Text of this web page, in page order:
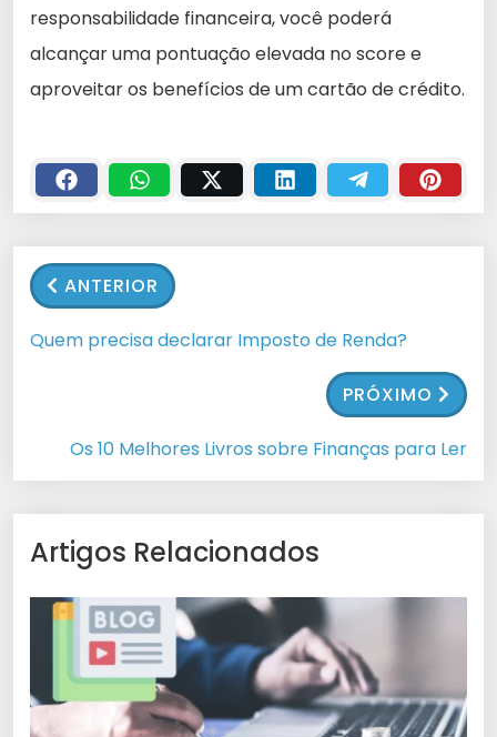
responsabilidade financeira, você poderá
alcançar uma pontuação elevada no score e
aproveitar os benefícios de um cartão de crédito.
ANTERIOR
Quem precisa declarar Imposto de Renda?
PRÓXIMO
Os 10 Melhores Livros sobre Finanças para Ler
Artigos Relacionados